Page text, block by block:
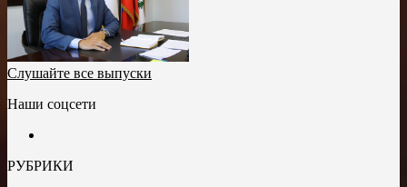
Слушайте все выпуски
Наши соцсети
РУБРИКИ